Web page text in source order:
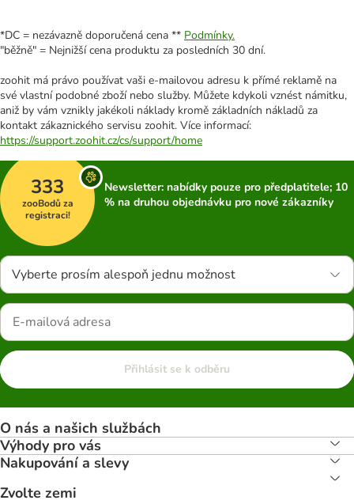
*DC = nezávazně doporučená cena ** Podmínky.
"běžně" = Nejnižší cena produktu za posledních 30 dní.
zoohit má právo používat vaši e-mailovou adresu k přímé reklamě na
své vlastní podobné zboží nebo služby. Můžete kdykoli vznést námitku,
aniž by vám vznikly jakékoli náklady kromě základních nákladů za
kontakt zákaznického servisu zoohit. Více informací:
https://support.zoohit.cz/cs/support/home
333
zooBodů za
registraci!
Newsletter: nabídky pouze pro předplatitele; 10
% na druhou objednávku pro nové zákazníky
Vyberte prosím alespoň jednu možnost
Přihlásit se k odběru
O nás a našich službách
Výhody pro vás
Nakupování a slevy
Zvolte zemi